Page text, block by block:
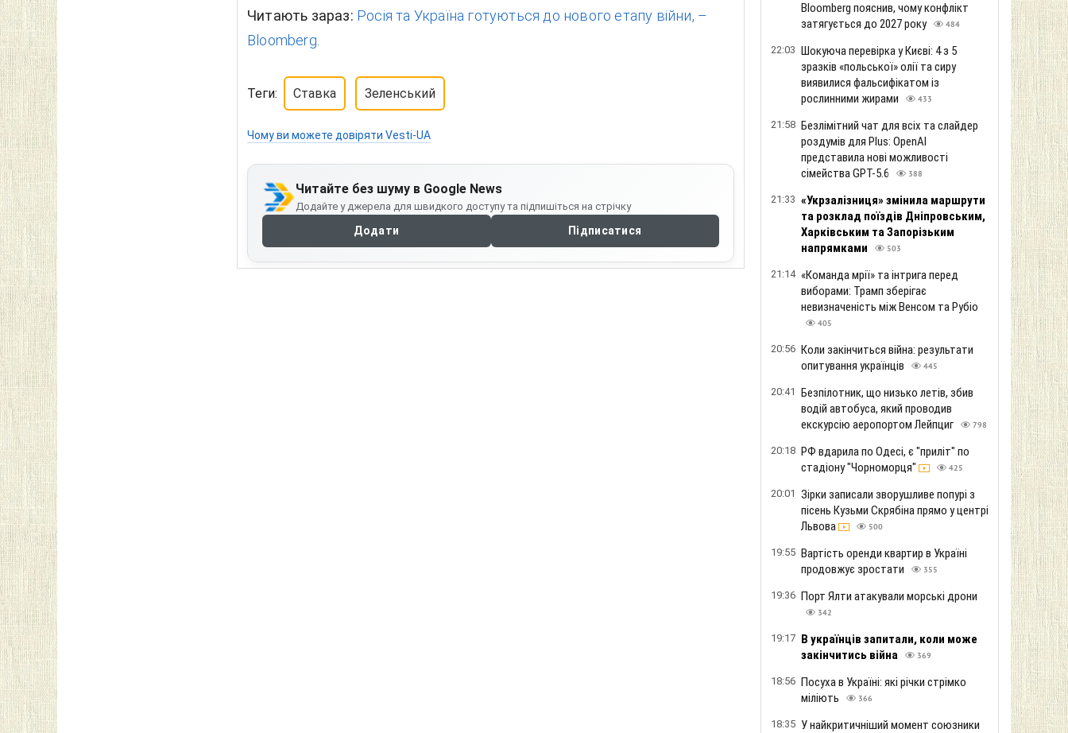
Читають зараз: Росія та Україна готуються до нового етапу війни, –
Bloomberg.
Теги: Ставка Зеленський
Чому ви можете довіряти Vesti-UA
Читайте без шуму в Google News
Додайте у джерела для швидкого доступу та підпишіться на стрічку
Додати Підписатися
Bloomberg пояснив, чому конфлікт
затягується до 2027 року
484
22:03 Шокуюча перевірка у Києві: 4 з 5
зразків «польської» олії та сиру
виявилися фальсифікатом із
рослинними жирами
433
21:58 Безлімітний чат для всіх та слайдер
роздумів для Plus: OpenAI
представила нові можливості
сімейства GPT-5.6
388
21:33 «Укрзалізниця» змінила маршрути
та розклад поїздів Дніпровським,
Харківським та Запорізьким
напрямками
503
21:14 «Команда мрії» та інтрига перед
виборами: Трамп зберігає
невизначеність між Венсом та Рубіо
405
20:56 Коли закінчиться війна: результати
опитування українців
445
20:41 Безпілотник, що низько летів, збив
водій автобуса, який проводив
екскурсію аеропортом Лейпциг
798
20:18 РФ вдарила по Одесі, є "приліт" по
стадіону "Чорноморця"
425
20:01 Зірки записали зворушливе попурі з
пісень Кузьми Скрябіна прямо у центрі
Львова
500
19:55 Вартість оренди квартир в Україні
продовжує зростати
355
19:36 Порт Ялти атакували морські дрони
342
19:17 В українців запитали, коли може
закінчитись війна
369
18:56 Посуха в Україні: які річки стрімко
міліють
366
18:35 У найкритичніший момент союзники